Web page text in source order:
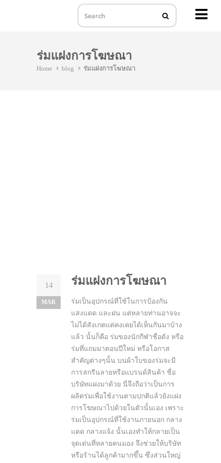
ร่มแฝงการโฆษณา
Home blog ร่มแฝงการโฆษณา
14
MAR
ร่มแฝงการโฆษณา
ร่มเป็นอุปกรณ์ที่ใช้ในการป้องกัน
แสงแดด และฝน แต่หลายท่านอาจจะ
ไม่ได้สังเกตแต่คงเคยได้เห็นกันมาบ้าง
แล้ว นั้นก็คือ ร่มของนักกีฬาชื่อดัง หรือ
ร่มที่แถมมาตอนปีใหม่ หรือโอกาส
สำคัญต่างๆนั้น บนผ้าใบของร่มจะมี
การสกรีนลายหรือแบรนด์สินค้า ชื่อ
บริษัทแฝงมาด้วย นี่จึงถือว่าเป็นการ
ผลิตร่มเพื่อใช้งานตามปกติแล้วยังแฝง
การโฆษณาไปด้วยในตัวนั้นเอง เพราะ
ร่มเป็นอุปกรณ์ที่ใช้งานภายนอก กลาง
แดด กลางแจ้ง นั้นเองทำให้กลายเป็น
จุดเด่นที่หลายคนมอง จึงช่วยให้บริษัท
หรือร้านได้ลูกค้ามากขึ้น ซึ่งส่วนใหญ่